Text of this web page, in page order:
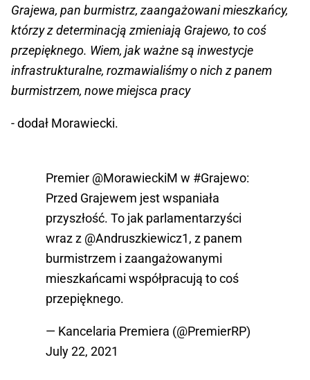
Grajewa, pan burmistrz, zaangażowani mieszkańcy,
którzy z determinacją zmieniają Grajewo, to coś
przepięknego. Wiem, jak ważne są inwestycje
infrastrukturalne, rozmawialiśmy o nich z panem
burmistrzem, nowe miejsca pracy
- dodał Morawiecki.
Premier @MorawieckiM w #Grajewo:
Przed Grajewem jest wspaniała
przyszłość. To jak parlamentarzyści
wraz z @Andruszkiewicz1, z panem
burmistrzem i zaangażowanymi
mieszkańcami współpracują to coś
przepięknego.
— Kancelaria Premiera (@PremierRP)
July 22, 2021